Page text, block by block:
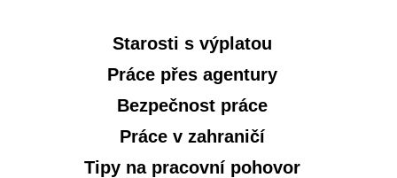
Starosti s výplatou
Práce přes agentury
Bezpečnost práce
Práce v zahraničí
Tipy na pracovní pohovor